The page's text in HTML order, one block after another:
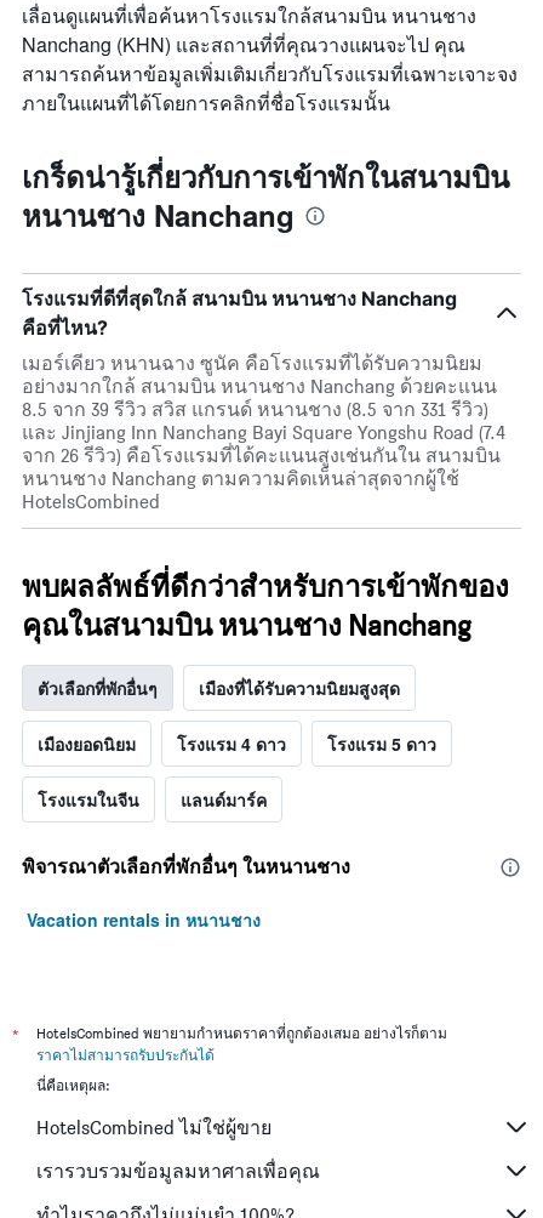
เลื่อนดูแผนที่เพื่อค้นหาโรงแรมใกล้สนามบิน หนานชาง
Nanchang (KHN) และสถานที่ที่คุณวางแผนจะไป คุณ
สามารถค้นหาข้อมูลเพิ่มเติมเกี่ยวกับโรงแรมที่เฉพาะเจาะจง
ภายในแผนที่ได้โดยการคลิกที่ชื่อโรงแรมนั้น
เกร็ดน่ารู้เกี่ยวกับการเข้าพักในสนามบิน
หนานชาง Nanchang
โรงแรมที่ดีที่สุดใกล้ สนามบิน หนานชาง Nanchang
คือที่ไหน?
เมอร์เคียว หนานฉาง ซูนัค คือโรงแรมที่ได้รับความนิยม
อย่างมากใกล้ สนามบิน หนานชาง Nanchang ด้วยคะแนน
8.5 จาก 39 รีวิว สวิส แกรนด์ หนานชาง (8.5 จาก 331 รีวิว)
และ Jinjiang Inn Nanchang Bayi Square Yongshu Road (7.4
จาก 26 รีวิว) คือโรงแรมที่ได้คะแนนสูงเช่นกันใน สนามบิน
หนานชาง Nanchang ตามความคิดเห็นล่าสุดจากผู้ใช้
HotelsCombined
พบผลลัพธ์ที่ดีกว่าสำหรับการเข้าพักของ
คุณในสนามบิน หนานชาง Nanchang
ตัวเลือกที่พักอื่นๆ เมืองที่ได้รับความนิยมสูงสุด
เมืองยอดนิยม โรงแรม 4 ดาว โรงแรม 5 ดาว
โรงแรมในจีน แลนด์มาร์ค
พิจารณาตัวเลือกที่พักอื่นๆ ในหนานชาง
Vacation rentals in หนานชาง
*
HotelsCombined พยายามกำหนดราคาที่ถูกต้องเสมอ อย่างไรก็ตาม
ราคาไม่สามารถรับประกันได้
นี่คือเหตุผล:
HotelsCombined ไม่ใช่ผู้ขาย
เรารวบรวมข้อมูลมหาศาลเพื่อคุณ